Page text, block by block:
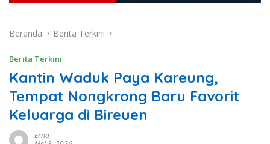
Beranda Berita Terkini
Berita Terkini
Kantin Waduk Paya Kareung,
Tempat Nongkrong Baru Favorit
Keluarga di Bireuen
Erna